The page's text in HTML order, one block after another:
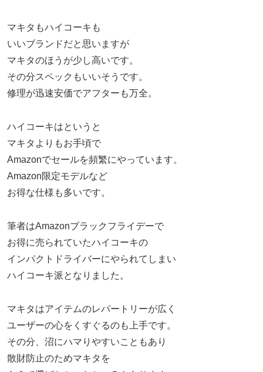
マキタもハイコーキも
いいブランドだと思いますが
マキタのほうが少し高いです。
その分スペックもいいそうです。
修理が迅速安価でアフターも万全。
ハイコーキはというと
マキタよりもお手頃で
Amazonでセールを頻繁にやっています。
Amazon限定モデルなど
お得な仕様も多いです。
筆者はAmazonブラックフライデーで
お得に売られていたハイコーキの
インパクトドライバーにやられてしまい
ハイコーキ派となりました。
マキタはアイテムのレパートリーが広く
ユーザーの心をくすぐるのも上手です。
その分、沼にハマりやすいこともあり
散財防止のためマキタを